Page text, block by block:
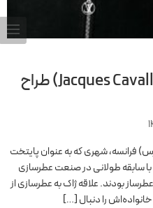
زندگی‌نامه ژاک کاوالیه(Jacques Cavallier) طراح
۱۹۶۲ در گراس (گرس) فرانسه، شهری که به عنوان پایتخت
سابقه طولانی در صنعت عطرسازی
بودند. علاقه ژاک به عطرسازی از
را دنبال […]